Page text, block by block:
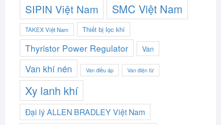
SIPIN Việt Nam SMC Việt Nam
TAKEX Việt Nam Thiết bị lọc khí
Thyristor Power Regulator Van
Van khí nén Van điều áp Van điện từ
Xy lanh khí
Đại lý ALLEN BRADLEY Việt Nam